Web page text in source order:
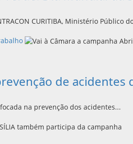
CURITIBA, Ministério Público
de acidentes
na prevenção dos acidentes...